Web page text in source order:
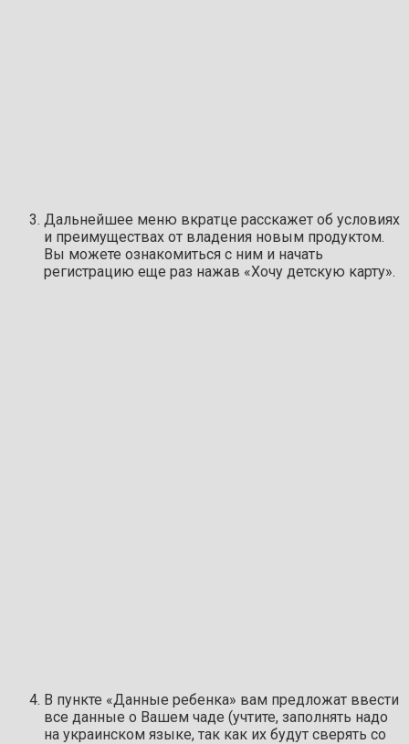
Дальнейшее меню вкратце расскажет об условиях
и преимуществах от владения новым продуктом.
Вы можете ознакомиться с ним и начать
регистрацию еще раз нажав «Хочу детскую карту».
В пункте «Данные ребенка» вам предложат ввести
все данные о Вашем чаде (учтите, заполнять надо
на украинском языке, так как их будут сверять со